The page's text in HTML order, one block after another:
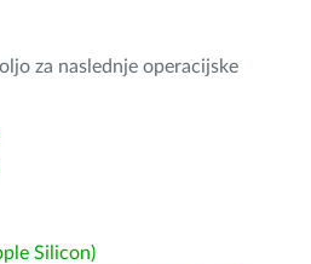
za naslednje operacijske
Silicon)